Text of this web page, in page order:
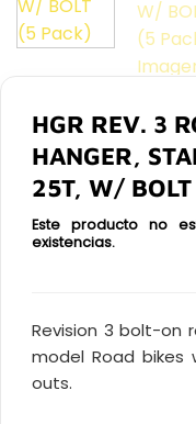
HGR REV. 3
HANGER,
25T, W/
Este producto no
existencias.
Revision 3 bolt-on
model Road bikes
outs.